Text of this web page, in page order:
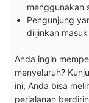
menggunakan
Pengunjung
diijinkan
Anda ingin
menyeluruh?
ini, Anda bisa
perjalanan